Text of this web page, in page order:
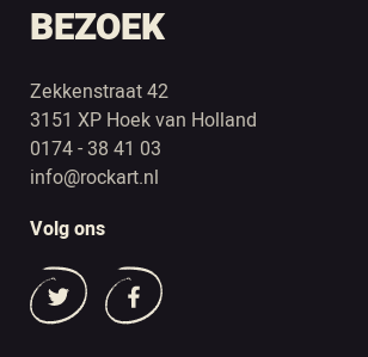
BEZOEK
Zekkenstraat 42
3151 XP Hoek van Holland
0174 - 38 41 03
info@rockart.nl
Volg ons